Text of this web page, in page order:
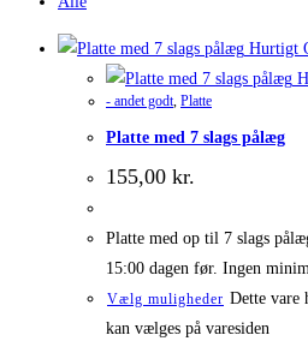
Hurtigt
- andet godt, Platte
Platte med 7 slags pålæg
155,00 kr.
Platte med op til 7 slags
15:00 dagen før. Ingen
Vælg muligheder Dette vare
kan vælges på varesiden